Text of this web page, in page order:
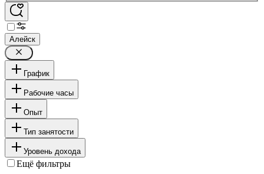
Алейск
График
Рабочие часы
Опыт
Тип занятости
Уровень дохода
Ещё фильтры